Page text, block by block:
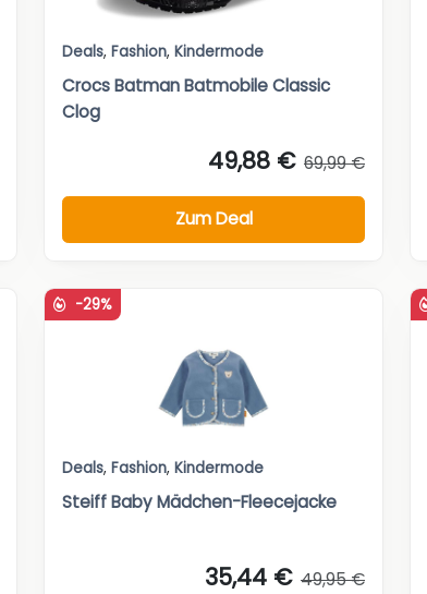
Deals, Fashion, Kindermode
Crocs Batman Batmobile Classic
Clog
49,88 € 69,99 €
Zum Deal
-29%
Deals, Fashion, Kindermode
Steiff Baby Mädchen-Fleecejacke
35,44 € 49,95 €